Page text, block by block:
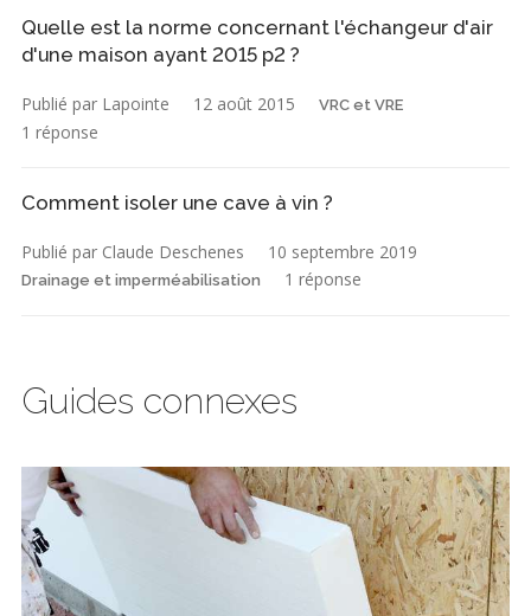
Quelle est la norme concernant l'échangeur d'air
d'une maison ayant 2015 p2 ?
Publié par Lapointe 12 août 2015 VRC et VRE
1 réponse
Comment isoler une cave à vin ?
Publié par Claude Deschenes 10 septembre 2019
Drainage et imperméabilisation 1 réponse
Guides connexes